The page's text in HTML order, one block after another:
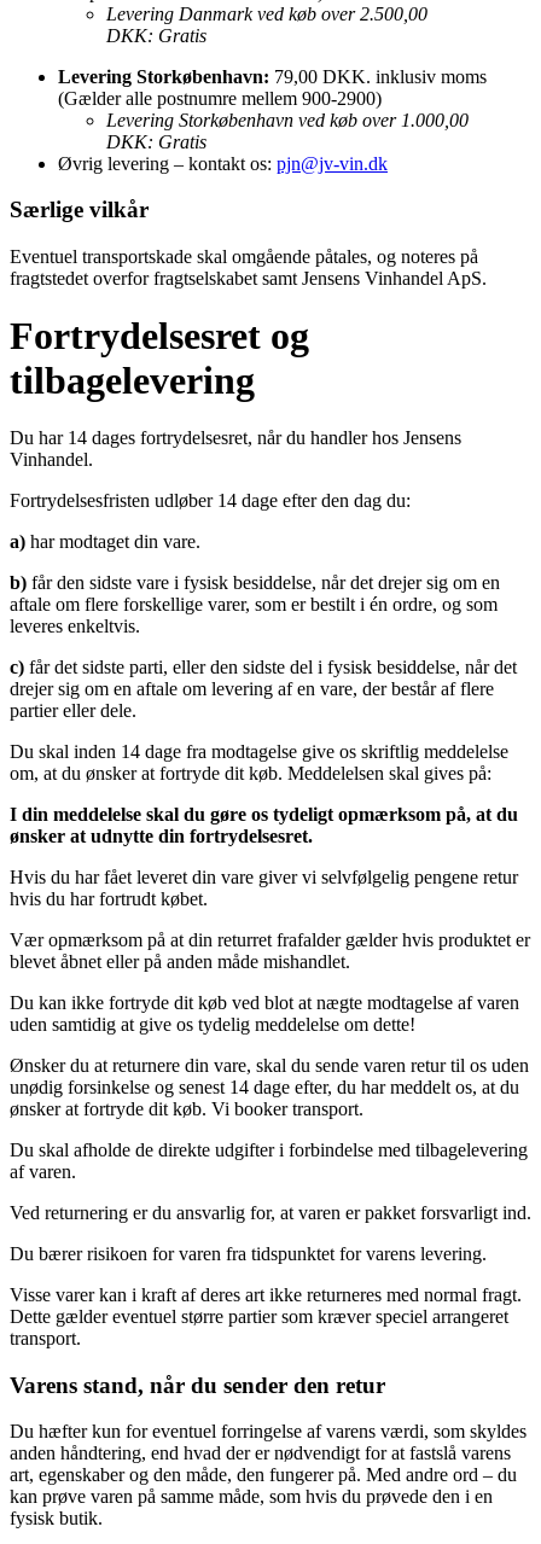
Levering Danmark ved køb over 2.500,00
DKK: Gratis
Levering Storkøbenhavn: 79,00 DKK. inklusiv moms
(Gælder alle postnumre mellem 900-2900)
Levering Storkøbenhavn ved køb over 1.000,00
DKK: Gratis
Øvrig levering – kontakt os: pjn@jv-vin.dk
Særlige vilkår
Eventuel transportskade skal omgående påtales, og noteres på
fragtstedet overfor fragtselskabet samt Jensens Vinhandel ApS.
Fortrydelsesret og
tilbagelevering
Du har 14 dages fortrydelsesret, når du handler hos Jensens
Vinhandel.
Fortrydelsesfristen udløber 14 dage efter den dag du:
a) har modtaget din vare.
b) får den sidste vare i fysisk besiddelse, når det drejer sig om en
aftale om flere forskellige varer, som er bestilt i én ordre, og som
leveres enkeltvis.
c) får det sidste parti, eller den sidste del i fysisk besiddelse, når det
drejer sig om en aftale om levering af en vare, der består af flere
partier eller dele.
Du skal inden 14 dage fra modtagelse give os skriftlig meddelelse
om, at du ønsker at fortryde dit køb. Meddelelsen skal gives på:
I din meddelelse skal du gøre os tydeligt opmærksom på, at du
ønsker at udnytte din fortrydelsesret.
Hvis du har fået leveret din vare giver vi selvfølgelig pengene retur
hvis du har fortrudt købet.
Vær opmærksom på at din returret frafalder gælder hvis produktet er
blevet åbnet eller på anden måde mishandlet.
Du kan ikke fortryde dit køb ved blot at nægte modtagelse af varen
uden samtidig at give os tydelig meddelelse om dette!
Ønsker du at returnere din vare, skal du sende varen retur til os uden
unødig forsinkelse og senest 14 dage efter, du har meddelt os, at du
ønsker at fortryde dit køb. Vi booker transport.
Du skal afholde de direkte udgifter i forbindelse med tilbagelevering
af varen.
Ved returnering er du ansvarlig for, at varen er pakket forsvarligt ind.
Du bærer risikoen for varen fra tidspunktet for varens levering.
Visse varer kan i kraft af deres art ikke returneres med normal fragt.
Dette gælder eventuel større partier som kræver speciel arrangeret
transport.
Varens stand, når du sender den retur
Du hæfter kun for eventuel forringelse af varens værdi, som skyldes
anden håndtering, end hvad der er nødvendigt for at fastslå varens
art, egenskaber og den måde, den fungerer på. Med andre ord – du
kan prøve varen på samme måde, som hvis du prøvede den i en
fysisk butik.